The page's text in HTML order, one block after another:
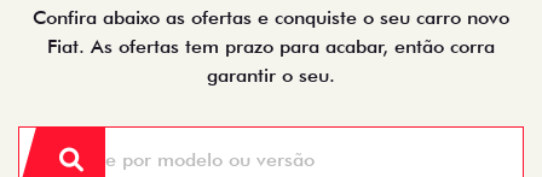
Confira abaixo as ofertas e conquiste o seu carro novo
Fiat. As ofertas tem prazo para acabar, então corra
garantir o seu.